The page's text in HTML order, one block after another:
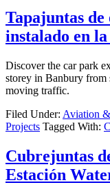
Tapajuntas
instalado en
Discover the car park
storey in Banbury from
moving traffic.
Filed Under: Aviation
Projects Tagged With:
Cubrejuntas
Estación